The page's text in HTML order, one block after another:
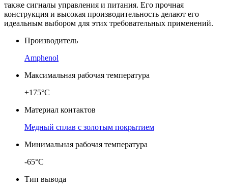
также сигналы управления и питания. Его прочная
конструкция и высокая производительность делают его
идеальным выбором для этих требовательных применений.
Производитель
Amphenol
Максимальная рабочая температура
+175°C
Материал контактов
Медный сплав с золотым покрытием
Минимальная рабочая температура
-65°C
Тип вывода